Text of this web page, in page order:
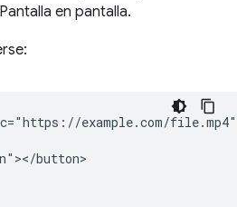
en pantalla.
example.com/
button>